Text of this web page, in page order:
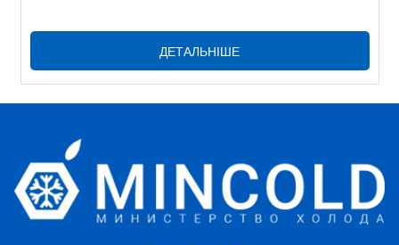
ДЕТАЛЬНІШЕ